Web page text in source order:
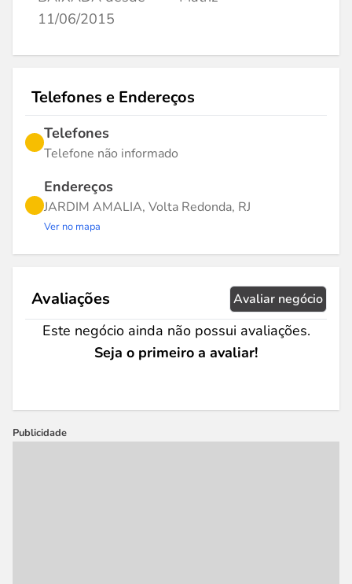
11/06/2015
Telefones e Endereços
Telefones
Telefone não informado
Endereços
JARDIM AMALIA, Volta Redonda, RJ
Ver no mapa
Avaliações Avaliar negócio
Este negócio ainda não possui avaliações.
Seja o primeiro a avaliar!
Publicidade